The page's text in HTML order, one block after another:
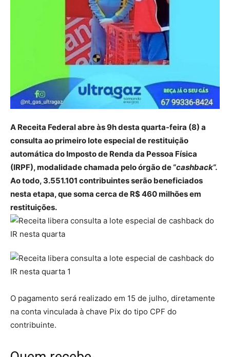
A Receita Federal abre às 9h desta quarta-feira (8) a
consulta ao primeiro lote especial de restituição
automática do Imposto de Renda da Pessoa Física
(IRPF), modalidade chamada pelo órgão de “cashback“.
Ao todo, 3.551.101 contribuintes serão beneficiados
nesta etapa, que soma cerca de R$ 460 milhões em
restituições.
O pagamento será realizado em 15 de julho, diretamente
na conta vinculada à chave Pix do tipo CPF do
contribuinte.